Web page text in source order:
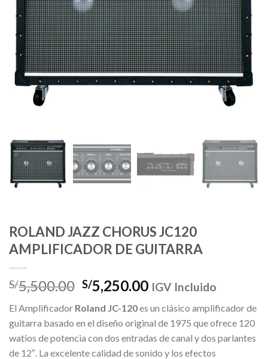
ROLAND JAZZ CHORUS JC120
AMPLIFICADOR DE GUITARRA
S/5,500.00 El
precio
original
era:
S/5,500.00.
S/5,250.00El
actual
es:
S/5,250.00.
IGV Incluido
El Amplificador Roland JC-120es un clásico amplificador de
guitarra basado en el diseño original de 1975 que ofrece 120
watios de potencia con dos entradas de canal y dos parlantes
de 12″. La excelente calidad de sonido y los efectos